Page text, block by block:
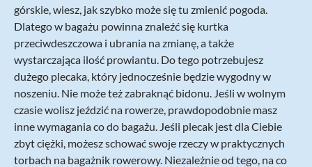
górskie, wiesz, jak szybko może się tu zmienić pogoda.
Dlatego w bagażu powinna znaleźć się kurtka
przeciwdeszczowa i ubrania na zmianę, a także
wystarczająca ilość prowiantu. Do tego potrzebujesz
dużego plecaka, który jednocześnie będzie wygodny w
noszeniu. Nie może też zabraknąć bidonu. Jeśli w wolnym
czasie wolisz jeździć na rowerze, prawdopodobnie masz
inne wymagania co do bagażu. Jeśli plecak jest dla Ciebie
zbyt ciężki, możesz schować swoje rzeczy w praktycznych
torbach na bagażnik rowerowy. Niezależnie od tego, na co